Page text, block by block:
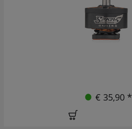
€ 35,90 *